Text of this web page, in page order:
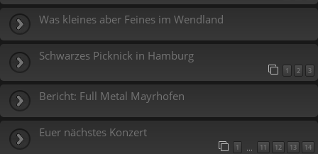
Was kleines aber Feines im Wendland
Schwarzes Picknick in Hamburg
1 2 3
Bericht: Full Metal Mayrhofen
Euer nächstes Konzert
1 11 12 13 14